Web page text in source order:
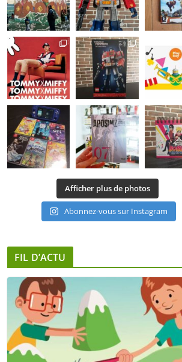
Afficher plus de photos
Abonnez-vous sur Instagram
FIL D’ACTU